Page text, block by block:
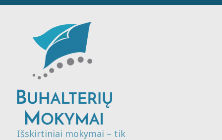
Išskirtiniai mokymai – tik